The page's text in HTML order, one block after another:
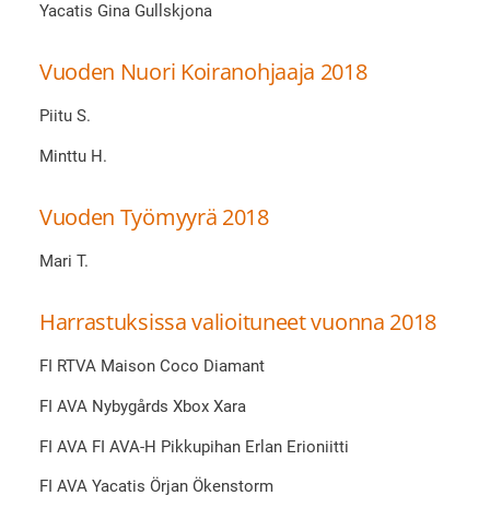
Yacatis Gina Gullskjona
Vuoden Nuori Koiranohjaaja 2018
Piitu S.
Minttu H.
Vuoden Työmyyrä 2018
Mari T.
Harrastuksissa valioituneet vuonna 2018
FI RTVA Maison Coco Diamant
FI AVA Nybygårds Xbox Xara
FI AVA FI AVA-H Pikkupihan Erlan Erioniitti
FI AVA Yacatis Örjan Ökenstorm